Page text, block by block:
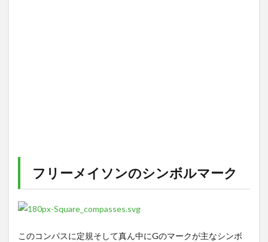
フリーメイソンのシンボルマーク
このコンパスに定規そして真ん中にGのマークが主なシンボ